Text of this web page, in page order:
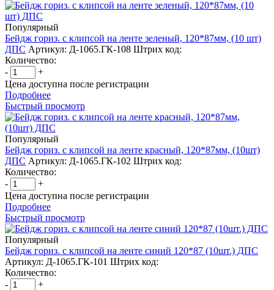
Популярный
Бейдж гориз. с клипсой на ленте зеленый, 120*87мм, (10 шт)
ДПС Артикул: Д-1065.ГК-108 Штрих код:
Количество:
-
+
Цена доступна после регистрации
Подробнее
Быстрый просмотр
Популярный
Бейдж гориз. с клипсой на ленте красный, 120*87мм, (10шт)
ДПС Артикул: Д-1065.ГК-102 Штрих код:
Количество:
-
+
Цена доступна после регистрации
Подробнее
Быстрый просмотр
Популярный
Бейдж гориз. с клипсой на ленте синий 120*87 (10шт.) ДПС
Артикул: Д-1065.ГК-101 Штрих код:
Количество:
-
+